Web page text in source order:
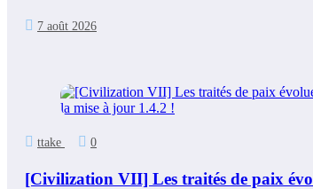
7 août 2026
ttake 0
[Civilization VII] Les traités de paix